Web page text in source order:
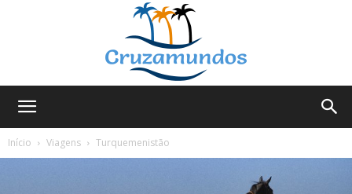
Início
Viagens Turquemenistão